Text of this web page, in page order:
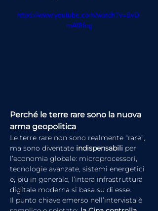
https://www.youtube.com/watch?v=BvD-
mAI8fog
Perché le terre rare sono la nuova
arma geopolitica
Le terre rare non sono realmente “rare”,
ma sono diventate indispensabili per
l’economia globale: microprocessori,
tecnologie avanzate, sistemi energetici
e, più in generale, l’intera infrastruttura
digitale moderna si basa su di esse.
Il punto chiave emerso nell’intervista è